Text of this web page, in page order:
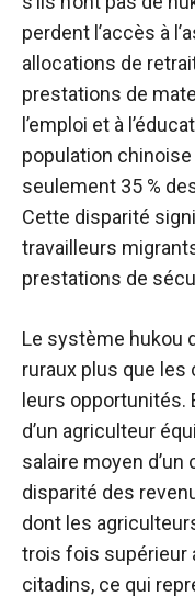
perdent l’accès à
allocations de
prestations de
l’emploi et à
population
seulement 35 %
Cette disparité
travailleurs
prestations de
Le système hukou
ruraux plus que
leurs opportunités.
d’un agriculteur
salaire moyen
disparité des
dont les
trois fois supérieur
citadins, ce qui